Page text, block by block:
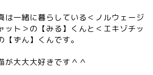
は一緒に暮らしている＜ノルウェージ
ット＞の【みる】くんと＜エキゾチッ
ずん】くんです。
が大大大好きです＾＾
月間おすすめ
ウマ娘育成